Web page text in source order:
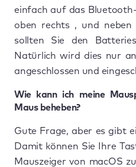
einfach auf das
oben rechts , und
sollten Sie den
Natürlich wird dies nur
angeschlossen und
Wie kann ich meine
Maus beheben?
Gute Frage, aber es gibt
Damit können Sie Ihre
Mauszeiger von macOS